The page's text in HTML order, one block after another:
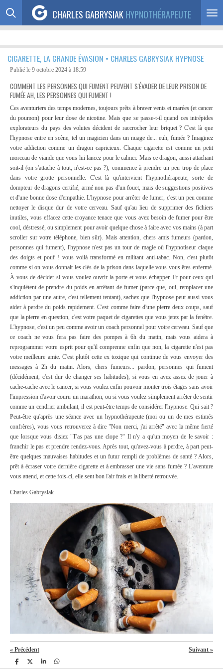
Passer
contenu
CHARLES GABRYSIAKHYPNOTHÉRAPEUTE
CIGARETTE, LA GRANDE ÉVASION • CHARLES GABRYSIAK HYPNOSE
Publié le 9 octobre 2024 à 18:59
COMMENT LES PERSONNES QUI FUMENT PEUVENT S'ÉVADER DE LEUR PRISON DE
FUMÉEAH, LES PERSONNES QUI FUMENT !
Ces aventuriers des temps modernes, toujours prêts à braver vents et marées (et cancer
du poumon) pour leur dose de nicotine. Mais que se passe-t-il quand ces intrépides
explorateurs du pays des volutes décident de raccrocher leur briquet ? C'est là que
l'hypnose entre en scène, tel un magicien dans un nuage de... euh, fumée ? Imaginez
votre addiction comme un dragon capricieux. Chaque cigarette est comme un petit
morceau de viande que vous lui lancez pour le calmer. Mais ce dragon, aussi attachant
soit-il (on s'attache à tout, n'est-ce pas ?), commence à prendre un peu trop de place
dans votre grotte personnelle. C'est là qu'intervient l'hypnothérapeute, sorte de
dompteur de dragons certifié, armé non pas d'un fouet, mais de suggestions positives
et d'une bonne dose d'empathie. L'hypnose pour arrêter de fumer, c'est un peu comme
nettoyer le disque dur de votre cerveau. Sauf qu'au lieu de supprimer des fichiers
inutiles, vous effacez cette croyance tenace que vous avez besoin de fumer pour être
cool, déstressé, ou simplement pour avoir quelque chose à faire avec vos mains (à part
scroller sur votre téléphone, bien sûr). Mais attention, chers amis fumeurs (pardon,
personnes qui fument), l'hypnose n'est pas un tour de magie où l'hypnotiseur claque
des doigts et pouf ! vous voilà transformé en militant anti-tabac. Non, c'est plutôt
comme si on vous donnait les clés de la prison dans laquelle vous vous êtes enfermé.
À vous de décider si vous voulez ouvrir la porte et vous échapper. Et pour ceux qui
s'inquiètent de prendre du poids en arrêtant de fumer (parce que, oui, remplacer une
addiction par une autre, c'est tellement tentant), sachez que l'hypnose peut aussi vous
aider à perdre du poids rapidement. C'est comme faire d'une pierre deux coups, sauf
que la pierre en question, c'est votre paquet de cigarettes que vous jetez par la fenêtre.
L'hypnose, c'est un peu comme avoir un coach personnel pour votre cerveau. Sauf que
ce coach ne vous fera pas faire des pompes à 6h du matin, mais vous aidera à
reprogrammer votre esprit pour qu'il comprenne enfin que non, la cigarette n'est pas
votre meilleure amie. C'est plutôt cette ex toxique qui continue de vous envoyer des
messages à 2h du matin. Alors, chers fumeurs... pardon, personnes qui fument
(décidément, c'est dur de changer ses habitudes), si vous en avez assez de jouer à
cache-cache avec le cancer, si vous voulez enfin pouvoir monter trois étages sans avoir
l'impression d'avoir couru un marathon, ou si vous voulez simplement arrêter de sentir
comme un cendrier ambulant, il est peut-être temps de considérer l'hypnose. Qui sait ?
Peut-être qu'après une séance avec un hypnothérapeute (moi ou un de mes estimés
confrères), vous vous retrouverez à dire "Non merci, j'ai arrêté" avec la même fierté
que lorsque vous disiez "T'as pas une clope ?" Il n'y a qu'un moyen de le savoir :
franchir le pas et prendre rendez-vous. Après tout, qu'avez-vous à perdre, à part peut-
être quelques mauvaises habitudes et un futur rempli de problèmes de santé ? Alors,
prêt à écraser votre dernière cigarette et à embrasser une vie sans fumée ? L'aventure
vous attend, et cette fois-ci, elle sent bon l'air frais et la liberté retrouvée.
Charles Gabrysiak
« Précédent Suivant »
P
P
P
P